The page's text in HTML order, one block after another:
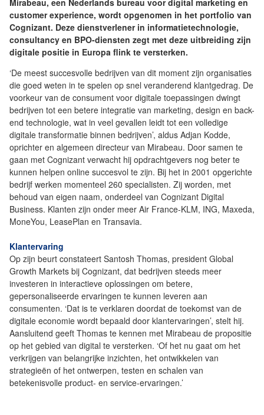
Mirabeau, een Nederlands bureau voor digital marketing en
customer experience, wordt opgenomen in het portfolio van
Cognizant. Deze dienstverlener in informatietechnologie,
consultancy en BPO-diensten zegt met deze uitbreiding zijn
digitale positie in Europa flink te versterken.
‘De meest succesvolle bedrijven van dit moment zijn organisaties
die goed weten in te spelen op snel veranderend klantgedrag. De
voorkeur van de consument voor digitale toepassingen dwingt
bedrijven tot een betere integratie van marketing, design en back-
end technologie, wat in veel gevallen leidt tot een volledige
digitale transformatie binnen bedrijven’, aldus Adjan Kodde,
oprichter en algemeen directeur van Mirabeau. Door samen te
gaan met Cognizant verwacht hij opdrachtgevers nog beter te
kunnen helpen online succesvol te zijn. Bij het in 2001 opgerichte
bedrijf werken momenteel 260 specialisten. Zij worden, met
behoud van eigen naam, onderdeel van Cognizant Digital
Business. Klanten zijn onder meer Air France-KLM, ING, Maxeda,
MoneYou, LeasePlan en Transavia.
Klantervaring
Op zijn beurt constateert Santosh Thomas, president Global
Growth Markets bij Cognizant, dat bedrijven steeds meer
investeren in interactieve oplossingen om betere,
gepersonaliseerde ervaringen te kunnen leveren aan
consumenten. ‘Dat is te verklaren doordat de toekomst van de
digitale economie wordt bepaald door klantervaringen’, stelt hij.
Aansluitend geeft Thomas te kennen met Mirabeau de propositie
op het gebied van digital te versterken. ‘Of het nu gaat om het
verkrijgen van belangrijke inzichten, het ontwikkelen van
strategieën of het ontwerpen, testen en schalen van
betekenisvolle product- en service-ervaringen.’